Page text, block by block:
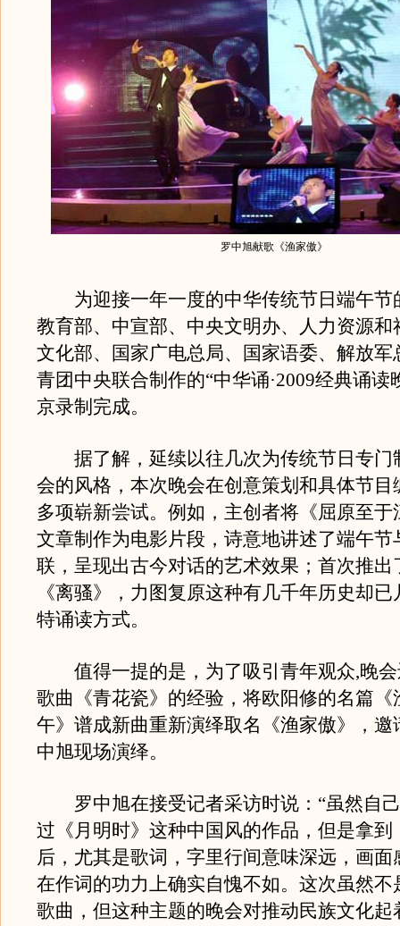
罗中旭献歌《渔家傲》
为迎接一年一度的中华传统节日端午节
教育部、中宣部、中央文明办、人力资源和
文化部、国家广电总局、国家语委、解放军
青团中央联合制作的“中华诵·2009经典诵读
京录制完成。
据了解，延续以往几次为传统节日专门
会的风格，本次晚会在创意策划和具体节目
多项崭新尝试。例如，主创者将《屈原至于
文章制作为电影片段，诗意地讲述了端午节
联，呈现出古今对话的艺术效果；首次推出
《离骚》，力图复原这种有几千年历史却
特诵读方式。
值得一提的是，为了吸引青年观众,晚会
歌曲《青花瓷》的经验，将欧阳修的名篇《
午》谱成新曲重新演绎取名《渔家傲》，邀
中旭现场演绎。
罗中旭在接受记者采访时说：“虽然自
过《月明时》这种中国风的作品，但是拿到
后，尤其是歌词，字里行间意味深远，画面
在作词的功力上确实自愧不如。这次虽然不
歌曲，但这种主题的晚会对推动民族文化起